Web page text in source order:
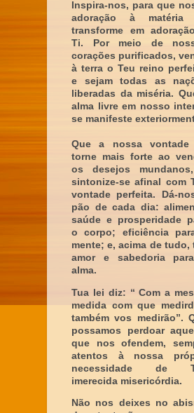
Inspira-nos, para que
adoração à matéria
transforme em
Ti. Por meio de
corações purificados,
à terra o Teu reino
e sejam todas as
liberadas da miséria.
alma livre em nosso
se manifeste
Que a nossa vontade
torne mais forte ao
os desejos
sintonize-se afinal com
vontade perfeita. Dá-
pão de cada dia:
saúde e prosperidade
o corpo; eficiência
mente; e, acima de tudo,
amor e sabedoria
alma.
Tua lei diz: “ Com a
medida com que
também vos medirão”.
possamos perdoar
que nos ofendem,
atentos à nossa
necessidade de
imerecida misericórdia.
Não nos deixes no